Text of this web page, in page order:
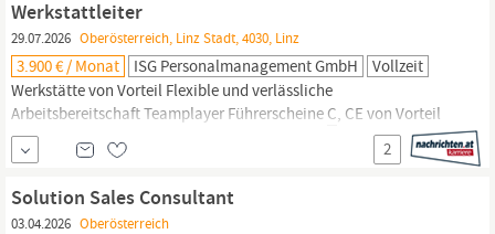
Werkstattleiter
29.07.2026 Oberösterreich, Linz Stadt, 4030, Linz
3.900 € / Monat ISG Personalmanagement GmbH
Vollzeit
Werkstätte von Vorteil Flexible und verlässliche
Arbeitsbereitschaft Teamplayer Führerscheine C, CE von Vorteil
Bereitschaft zur Weiterbildung Wohnort im Gebiet und
Deutschkenntnisse C1/2 Wir bieten: herausfordernder und
professionelles Arbeitsumfeld Interessiert? Für diese Position wird
2
Solution Sales Consultant
03.04.2026 Oberösterreich